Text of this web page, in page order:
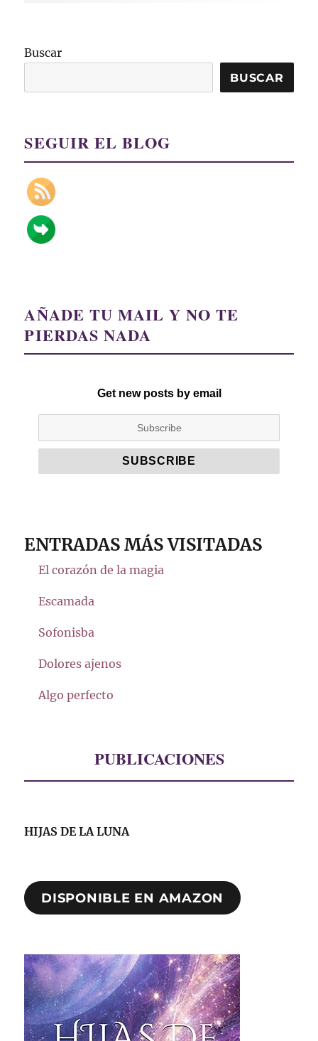
Buscar
BUSCAR
SEGUIR EL BLOG
AÑADE TU MAIL Y NO TE
PIERDAS NADA
Get new posts by email
ENTRADAS MÁS VISITADAS
El corazón de la magia
Escamada
Sofonisba
Dolores ajenos
Algo perfecto
PUBLICACIONES
HIJAS DE LA LUNA
DISPONIBLE EN AMAZON